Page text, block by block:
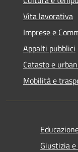
Vita lavorativa
Imprese e
Appalti pubblici
Catasto e
Mobilità e
Giustizia